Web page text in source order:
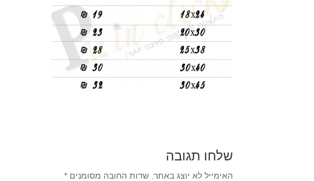
שלחו תגובה
האימייל לא יוצג באתר. שדות החובה מסומנים*